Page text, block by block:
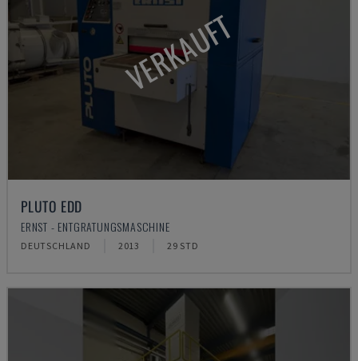
VERKAUFT
PLUTO EDD
ERNST - ENTGRATUNGSMASCHINE
DEUTSCHLAND 2013 29 STD